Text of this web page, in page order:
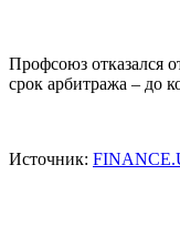
Профсоюз отказался
срок арбитража – до
Источник: